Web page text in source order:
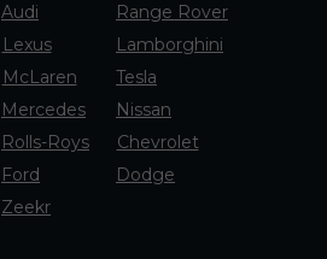
Audi
McLaren
Mercedes
Nissan
Range Rover
Rolls-Roys
Lexus
Tesla
Chevrolet
Lamborghini
Ford Dodge
Zeekr